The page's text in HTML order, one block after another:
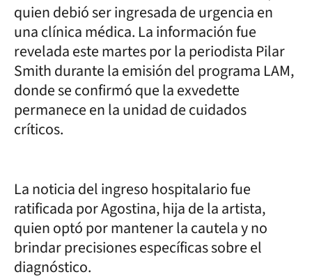
quien debió ser ingresada de urgencia en
una clínica médica. La información fue
revelada este martes por la periodista Pilar
Smith durante la emisión del programa LAM,
donde se confirmó que la exvedette
permanece en la unidad de cuidados
críticos.
La noticia del ingreso hospitalario fue
ratificada por Agostina, hija de la artista,
quien optó por mantener la cautela y no
brindar precisiones específicas sobre el
diagnóstico.